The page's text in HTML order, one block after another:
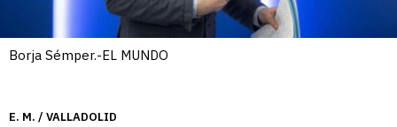
Borja Sémper.-EL MUNDO
E. M. / VALLADOLID